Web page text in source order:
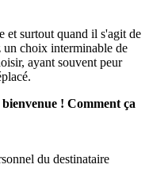
et surtout quand il s'agit de
un choix interminable de
ayant souvent peur
! Comment ça
du destinataire